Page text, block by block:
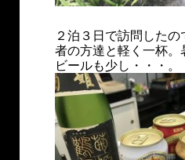
２泊３日で訪問した
者の方達と軽く一杯。
ビールも少し・・・。